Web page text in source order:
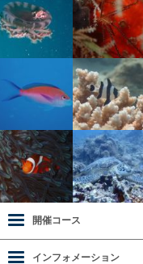
開催コース
インフォメーション